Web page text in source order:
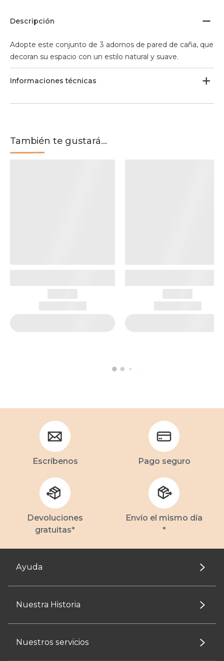
Descripción
Adopte este conjunto de 3 adornos de pared de caña, que
decoran su espacio con un estilo natural y suave.
Informaciones técnicas
También te gustará...
Escríbenos Pago seguro
Devoluciones
gratuitas*
Envío el mismo día
*
Ayuda
Nuestra Historia
Nuestros servicios